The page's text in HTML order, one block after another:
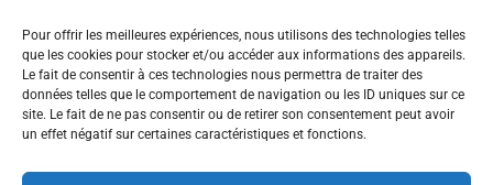
Pour offrir les meilleures expériences, nous utilisons des technologies telles
que les cookies pour stocker et/ou accéder aux informations des appareils.
Le fait de consentir à ces technologies nous permettra de traiter des
données telles que le comportement de navigation ou les ID uniques sur ce
site. Le fait de ne pas consentir ou de retirer son consentement peut avoir
un effet négatif sur certaines caractéristiques et fonctions.